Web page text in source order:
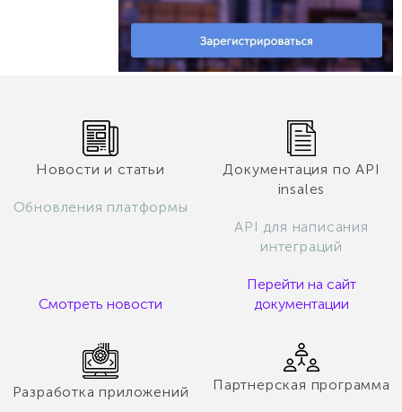
Новости и статьи
Обновления платформы
Смотреть новости
Документация по API
insales
API для написания
интеграций
Перейти на сайт
документации
Разработка приложений Партнерская программа